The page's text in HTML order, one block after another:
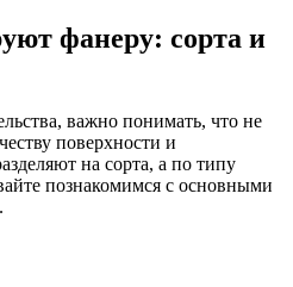
фанеру: сорта и
важно понимать, что не
поверхности и
на сорта, а по типу
познакомимся с основными